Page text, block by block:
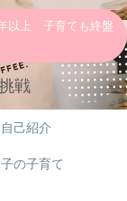
以上 子育ても終盤
戦
自己紹介
の子育て